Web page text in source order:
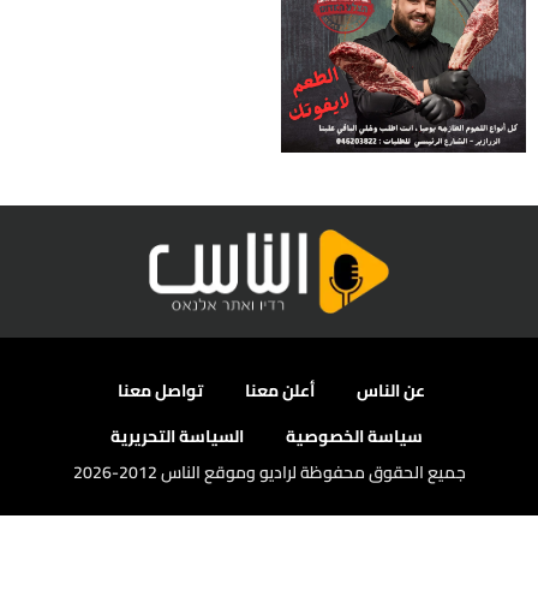
عن الناس أعلن معنا
تواصل معنا
سياسة الخصوصية
السياسة التحريرية
جميع الحقوق محفوظة لراديو وموقع الناس 2012-2026